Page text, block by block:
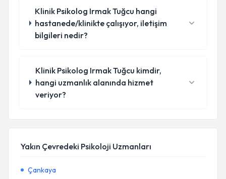
Klinik Psikolog Irmak Tuğcu hangi
hastanede/klinikte çalışıyor, iletişim
bilgileri nedir?
Klinik Psikolog Irmak Tuğcu kimdir,
hangi uzmanlık alanında hizmet
veriyor?
Yakın Çevredeki Psikoloji Uzmanları
Çankaya